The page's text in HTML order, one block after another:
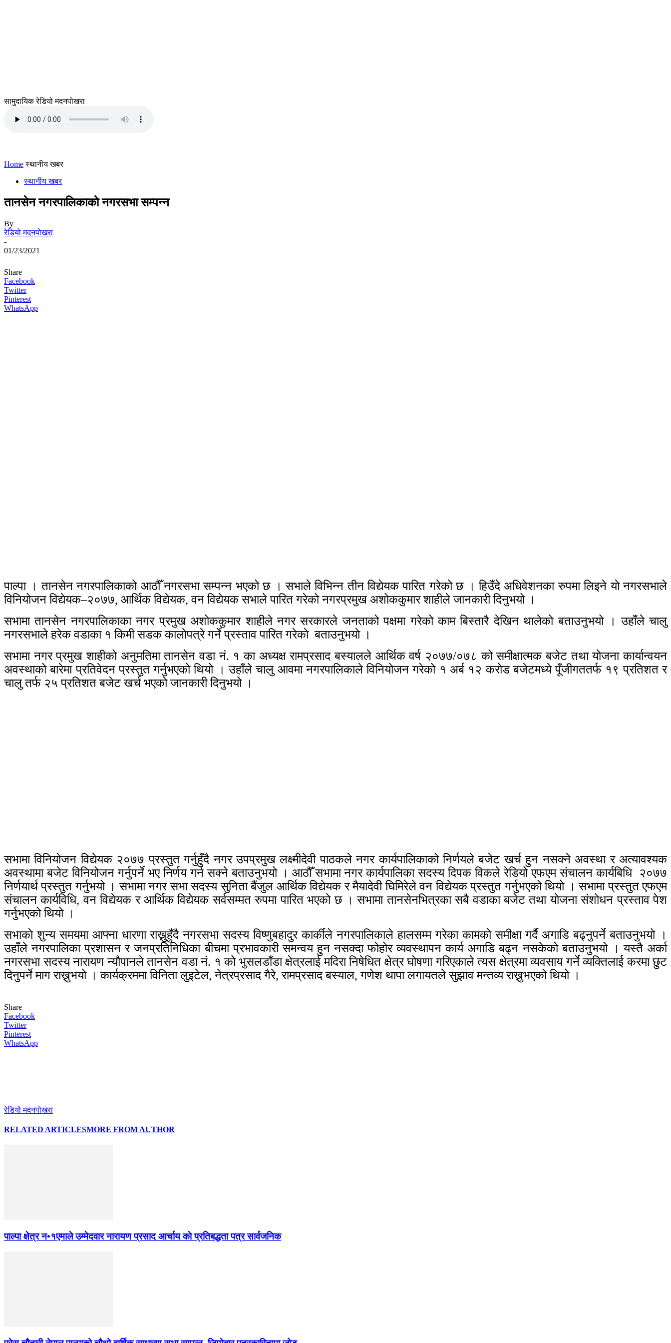
सामुदायिक रेडियो मदनपोखरा
Home स्थानीय खबर
स्थानीय खबर
तानसेन नगरपालिकाकाे नगरसभा सम्पन्न
By
रेडियो मदनपोखरा
-
01/23/2021
Share
Facebook
Twitter
Pinterest
WhatsApp
पाल्पा । तानसेन नगरपालिकाको आठौँ नगरसभा सम्पन्न भएको छ । सभाले विभिन्न तीन विद्येयक पारित गरेको छ । हिउँदे अधिवेशनका रुपमा लिइने याे नगरसभाले
विनियोजन विद्येयक–२०७७, आर्थिक विद्येयक, वन विद्येयक सभाले पारित गरेको नगरप्रमुख अशोककुमार शाहीले जानकारी दिनुभयो ।
सभामा तानसेन नगरपालिकाका नगर प्रमुख अशोककुमार शाहीले नगर सरकारले जनताको पक्षमा गरेको काम बिस्तारै देखिन थालेको बताउनुभयो । उहाँले चालु
नगरसभाले हरेक वडाका १ किमी सडक कालाेपत्रे गर्ने प्रस्ताव पारित गरेकाे बताउनुभयाे ।
सभामा नगर प्रमुख शाहीको अनुमतिमा तानसेन वडा नं. १ का अध्यक्ष रामप्रसाद बस्यालले आर्थिक वर्ष २०७७/०७८ को समीक्षात्मक बजेट तथा योजना कार्यान्वयन
अवस्थाको बारेमा प्रतिवेदन प्रस्तुत गर्नुभएको थियो । उहाँले चालु आवमा नगरपालिकाले विनियोजन गरेको १ अर्ब १२ करोड बजेटमध्ये पूँजीगततर्फ १९ प्रतिशत र
चालु तर्फ २५ प्रतिशत बजेट खर्च भएको जानकारी दिनुभयो ।
सभामा विनियोजन विद्येयक २०७७ प्रस्तुत गर्नुहुँदै नगर उपप्रमुख लक्ष्मीदेवी पाठकले नगर कार्यपालिकाको निर्णयले बजेट खर्च हुन नसक्ने अवस्था र अत्यावश्यक
अवस्थामा बजेट विनियोजन गर्नुपर्ने भए निर्णय गर्न सक्ने बताउनुभयो । आठौँ सभामा नगर कार्यपालिका सदस्य दिपक विकले रेडियो एफएम संचालन कार्यबिधि २०७७
निर्णयार्थ प्रस्तुत गर्नुभयो । सभामा नगर सभा सदस्य सुनिता बैंजुल आर्थिक विद्येयक र मैयादेवी घिमिरेले वन विद्येयक प्रस्तुत गर्नुभएको थियो । सभामा प्रस्तुत एफएम
संचालन कार्यविधि, वन विद्येयक र आर्थिक विद्येयक सर्वसम्मत रुपमा पारित भएको छ । सभामा तानसेनभित्रका सबै वडाका बजेट तथा योजना संशोधन प्रस्ताव पेश
गर्नुभएको थियो ।
सभाकाे शुन्य समयमा आफ्ना धारणा राख्नुहुँदै नगरसभा सदस्य विष्णुबहादुर कार्कीले नगरपालिकाले हालसम्म गरेका कामको समीक्षा गर्दै अगाडि बढ्नुपर्ने बताउनुभयो ।
उहाँले नगरपालिका प्रशासन र जनप्रतिनिधिका बीचमा प्रभावकारी समन्वय हुन नसक्दा फोहोर व्यवस्थापन कार्य अगाडि बढ्न नसकेको बताउनुभयो । यस्तै अर्का
नगरसभा सदस्य नारायण न्यौपानले तानसेन वडा नं. १ को भुसलडाँडा क्षेत्रलाई मदिरा निषेधित क्षेत्र घोषणा गरिएकाले त्यस क्षेत्रमा व्यवसाय गर्ने व्यक्तिलाई करमा छुट
दिनुपर्ने माग राख्नुभयो । कार्यक्रममा विनिता लुइटेल, नेत्रप्रसाद गैरे, रामप्रसाद बस्याल, गणेश थापा लगायतले सुझाव मन्तव्य राख्नुभएको थियो ।
Share
Facebook
Twitter
Pinterest
WhatsApp
रेडियो मदनपोखरा
RELATED ARTICLESMORE FROM AUTHOR
पाल्पा क्षेत्र न•१एमाले उम्मेदवार नारायण प्रसाद आर्चाय काे प्रतिबद्धता पत्र सार्वजनिक